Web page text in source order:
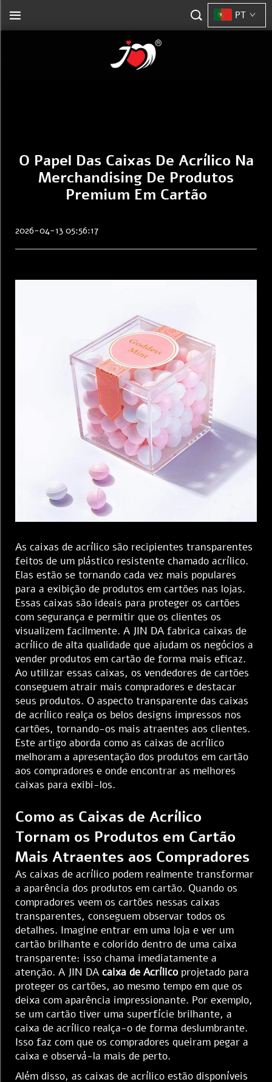
PT
O Papel Das Caixas De Acrílico Na
Merchandising De Produtos
Premium Em Cartão
2026-04-13 05:56:17
As caixas de acrílico são recipientes transparentes
feitos de um plástico resistente chamado acrílico.
Elas estão se tornando cada vez mais populares
para a exibição de produtos em cartões nas lojas.
Essas caixas são ideais para proteger os cartões
com segurança e permitir que os clientes os
visualizem facilmente. A JIN DA fabrica caixas de
acrílico de alta qualidade que ajudam os negócios a
vender produtos em cartão de forma mais eficaz.
Ao utilizar essas caixas, os vendedores de cartões
conseguem atrair mais compradores e destacar
seus produtos. O aspecto transparente das caixas
de acrílico realça os belos designs impressos nos
cartões, tornando-os mais atraentes aos clientes.
Este artigo aborda como as caixas de acrílico
melhoram a apresentação dos produtos em cartão
aos compradores e onde encontrar as melhores
caixas para exibi-los.
Como as Caixas de Acrílico
Tornam os Produtos em Cartão
Mais Atraentes aos Compradores
As caixas de acrílico podem realmente transformar
a aparência dos produtos em cartão. Quando os
compradores veem os cartões nessas caixas
transparentes, conseguem observar todos os
detalhes. Imagine entrar em uma loja e ver um
cartão brilhante e colorido dentro de uma caixa
transparente: isso chama imediatamente a
atenção. A JIN DA caixa de Acrílico projetado para
proteger os cartões, ao mesmo tempo em que os
deixa com aparência impressionante. Por exemplo,
se um cartão tiver uma superfície brilhante, a
caixa de acrílico realça-o de forma deslumbrante.
Isso faz com que os compradores queiram pegar a
caixa e observá-la mais de perto.
Além disso, as caixas de acrílico estão disponíveis